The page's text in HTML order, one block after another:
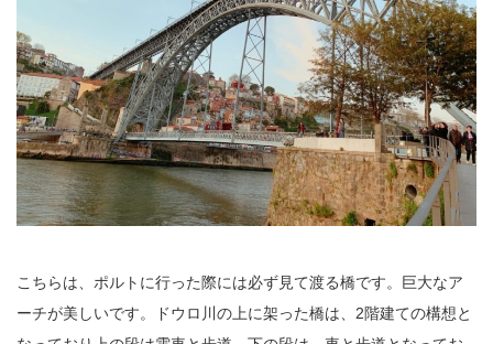
こちらは、ポルトに行った際には必ず見て渡る橋です。巨大なア
ーチが美しいです。ドウロ川の上に架った橋は、2階建ての構想と